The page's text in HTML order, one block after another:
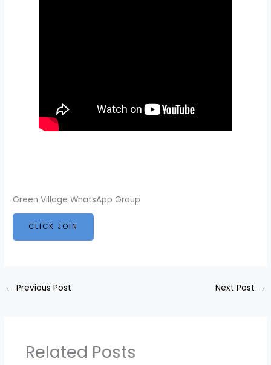
Green Village WhatsApp Group
CLICK JOIN
← Previous Post Next Post →
Related Posts